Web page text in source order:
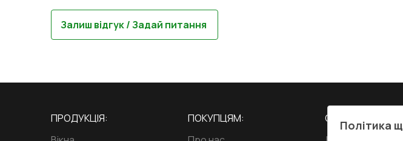
Залиш відгук / Задай питання
ПРОДУКЦІЯ:
ПОКУПЦЯМ:
СЕРВІС ТА
Політика